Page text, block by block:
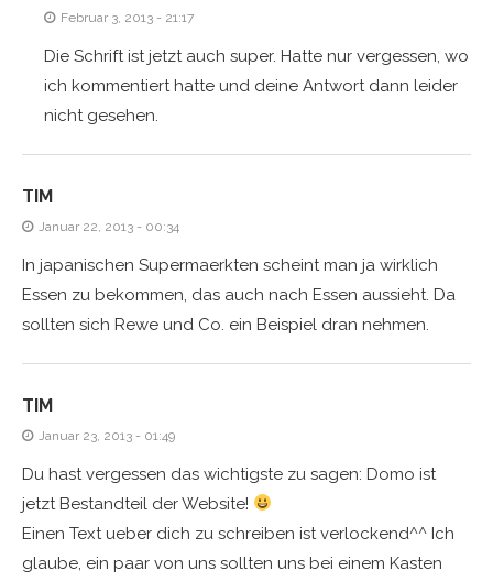
Februar 3, 2013 - 21:17
Die Schrift ist jetzt auch super. Hatte nur vergessen, wo
ich kommentiert hatte und deine Antwort dann leider
nicht gesehen.
TIM
Januar 22, 2013 - 00:34
In japanischen Supermaerkten scheint man ja wirklich
Essen zu bekommen, das auch nach Essen aussieht. Da
sollten sich Rewe und Co. ein Beispiel dran nehmen.
TIM
Januar 23, 2013 - 01:49
Du hast vergessen das wichtigste zu sagen: Domo ist
jetzt Bestandteil der Website!
Einen Text ueber dich zu schreiben ist verlockend^^ Ich
glaube, ein paar von uns sollten uns bei einem Kasten